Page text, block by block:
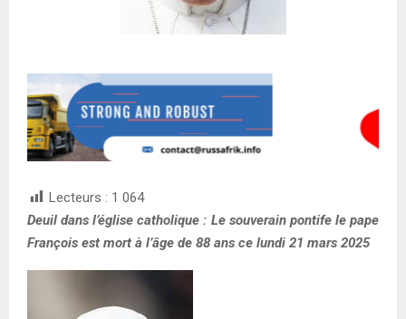
Lecteurs : 1 064
Deuil dans l’église catholique : Le souverain pontife le pape
François est mort à l’âge de 88 ans ce lundi 21 mars 2025